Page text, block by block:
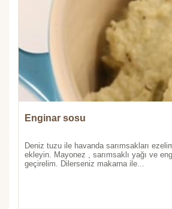
Enginar sosu
Deniz tuzu ile havanda sarımsakları
ekleyin. Mayonez , sarımsaklı yağı ve
geçirelim. Dilerseniz makarna ile...